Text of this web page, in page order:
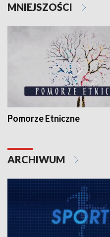
MNIEJSZOŚCI
Pomorze Etniczne
ARCHIWUM